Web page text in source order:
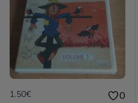
1.50€ 0